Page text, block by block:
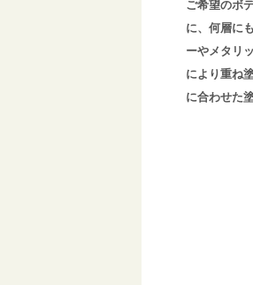
ご希望のボ
に、何層に
ーやメタリ
により重ね
に合わせた